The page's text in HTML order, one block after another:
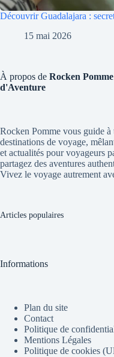
Découvrir Guadalajara :
15 mai 2026
À propos de Rocken
d'Aventure
Rocken Pomme vous guide à
destinations de voyage,
et actualités pour voyageurs
partagez des aventures
Vivez le voyage autrement
Articles populaires
Informations
Plan du site
Contact
Politique de
Mentions Légales
Politique de cookies